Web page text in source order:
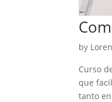
by
Curso
que
tanto